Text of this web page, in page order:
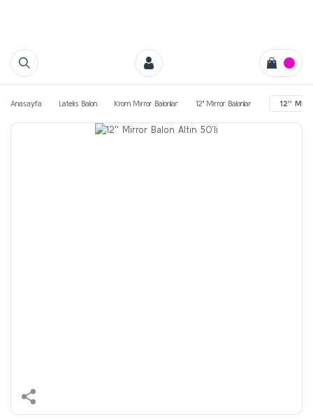
Anasayfa Lateks Balon Krom Mirror Balonlar 12'' Mirror Balonlar 12''